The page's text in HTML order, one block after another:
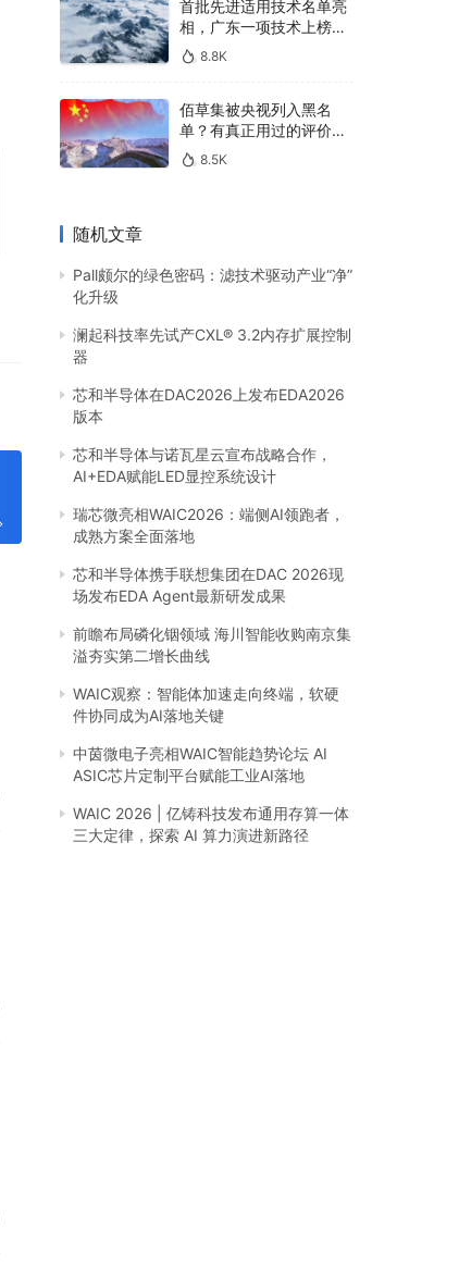
首批先进适用技术名单亮
相，广东一项技术上榜，
有何独特之处？
8.8K
佰草集被央视列入黑名
单？有真正用过的评价
吗？8.5K
随机文章
Pall颇尔的绿色密码：滤技术驱动产业“净”
化升级
澜起科技率先试产CXL® 3.2内存扩展控制
器
芯和半导体在DAC2026上发布EDA2026
版本
芯和半导体与诺瓦星云宣布战略合作，
AI+EDA赋能LED显控系统设计
瑞芯微亮相WAIC2026：端侧AI领跑者，
成熟方案全面落地
芯和半导体携手联想集团在DAC 2026现
场发布EDA Agent最新研发成果
前瞻布局磷化铟领域 海川智能收购南京集
溢夯实第二增长曲线
WAIC观察：智能体加速走向终端，软硬
件协同成为AI落地关键
中茵微电子亮相WAIC智能趋势论坛 AI
ASIC芯片定制平台赋能工业AI落地
WAIC 2026 | 亿铸科技发布通用存算一体
三大定律，探索 AI 算力演进新路径